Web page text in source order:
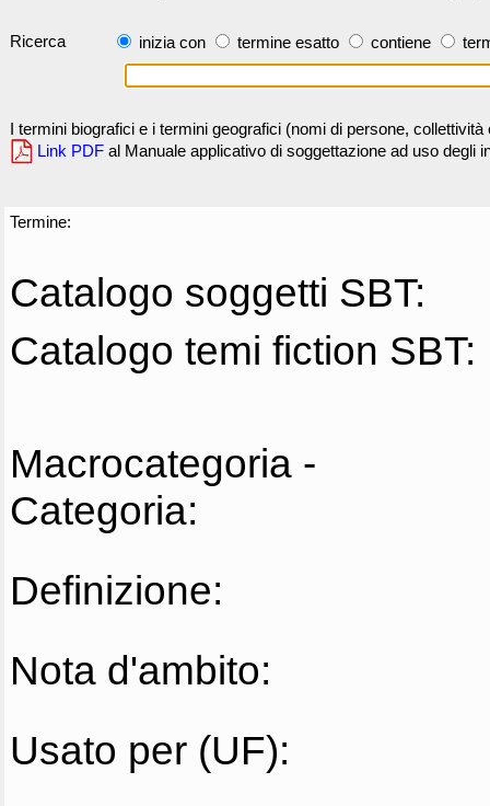
Ricerca inizia con termine esatto contiene
I termini biografici e i termini geografici (nomi di persone,
Link PDF al Manuale applicativo di soggettazione ad uso degli
Termine:
Catalogo soggetti SBT:
Catalogo temi fiction SBT:
Macrocategoria -
Categoria:
Definizione:
Nota d'ambito:
Usato per (UF):